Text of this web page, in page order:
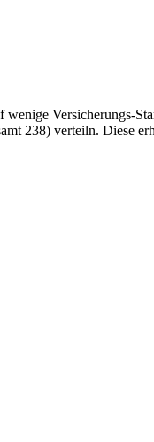
Versicherungs-
238) verteiln. Diese